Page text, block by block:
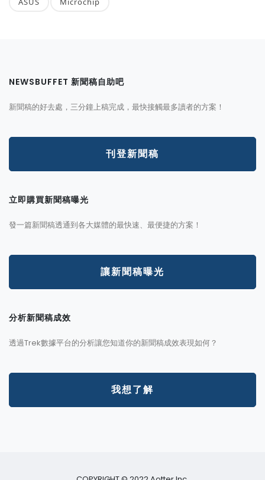
NEWSBUFFET 新聞稿自助吧
新聞稿的好去處，三分鐘上稿完成，最快接觸最多讀者的方案！
刊登新聞稿
立即購買新聞稿曝光
發一篇新聞稿透通到各大媒體的最快速、最便捷的方案！
讓新聞稿曝光
分析新聞稿成效
透過Trek數據平台的分析讓您知道你的新聞稿成效表現如何？
我想了解